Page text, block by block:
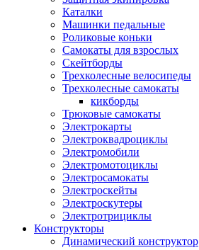
Каталки
Машинки педальные
Роликовые коньки
Самокаты для взрослых
Скейтборды
Трехколесные велосипеды
Трехколесные самокаты
кикборды
Трюковые самокаты
Электрокарты
Электроквадроциклы
Электромобили
Электромотоциклы
Электросамокаты
Электроскейты
Электроскутеры
Электротрициклы
Конструкторы
Динамический конструктор